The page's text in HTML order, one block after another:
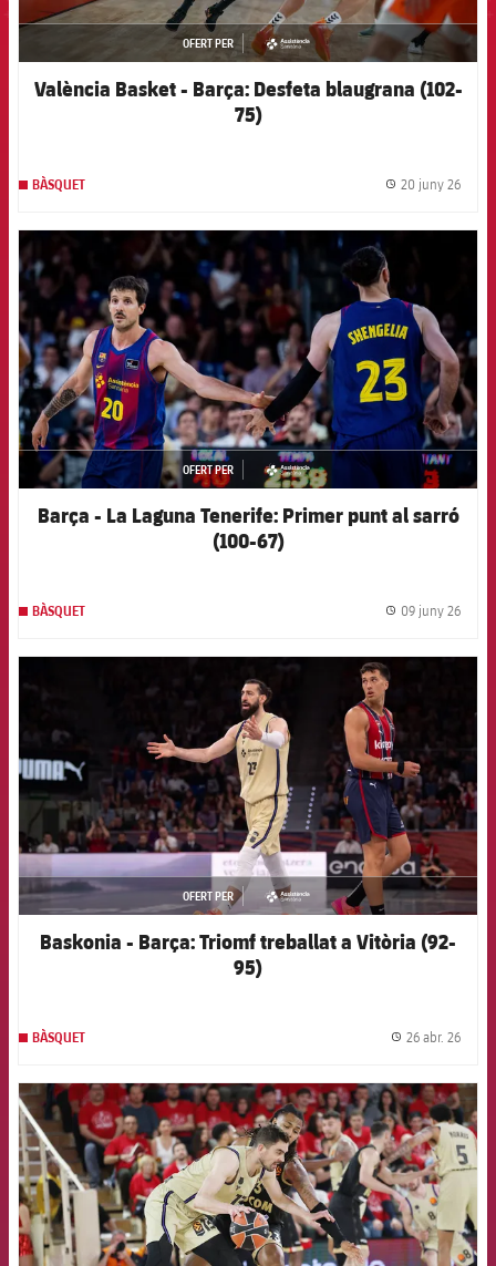
OFERT PER
asistencia
València Basket - Barça: Desfeta blaugrana (102-
75)
BÀSQUET 20 juny 26
FCB Barcelona badge
OFERT PER
asistencia
Barça - La Laguna Tenerife: Primer punt al sarró
(100-67)
BÀSQUET 09 juny 26
FCB Barcelona badge
OFERT PER
asistencia
Baskonia - Barça: Triomf treballat a Vitòria (92-
95)
BÀSQUET 26 abr. 26
FCB Barcelona badge